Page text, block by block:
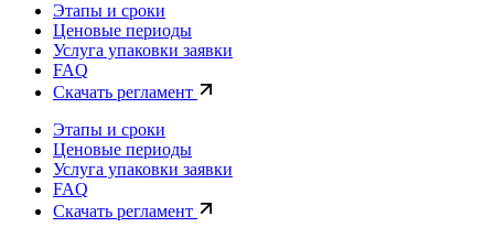
Этапы и сроки
Ценовые периоды
Услуга упаковки заявки
FAQ
Скачать регламент
Этапы и сроки
Ценовые периоды
Услуга упаковки заявки
FAQ
Скачать регламент